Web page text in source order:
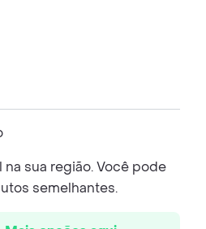
sua região. Você pode
semelhantes.